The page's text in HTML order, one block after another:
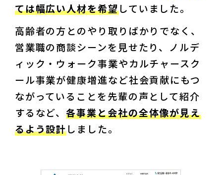
ては幅広い人材を希望していました。
高齢者の方とのやり取りばかりでなく、
営業職の商談シーンを見せたり、ノルデ
ィック・ウォーク事業やカルチャースク
ール事業が健康増進など社会貢献にもつ
ながっていることを先輩の声として紹介
するなど、各事業と会社の全体像が見え
るよう設計しました。